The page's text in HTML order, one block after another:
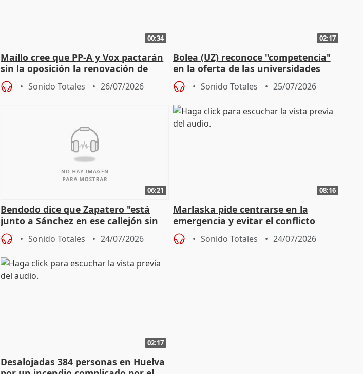
00:34
Maíllo cree que PP-A y Vox pactarán
sin la oposición la renovación de
órganos como el Defensor
Sonido Totales 26/07/2026
02:17
Bolea (UZ) reconoce "competencia"
en la oferta de las universidades
privadas
Sonido Totales 25/07/2026
06:21
Bendodo dice que Zapatero "está
junto a Sánchez en ese callejón sin
salida
Sonido Totales 24/07/2026
08:16
Marlaska pide centrarse en la
emergencia y evitar el conflicto
político
Sonido Totales 24/07/2026
02:17
Desalojadas 384 personas en Huelva